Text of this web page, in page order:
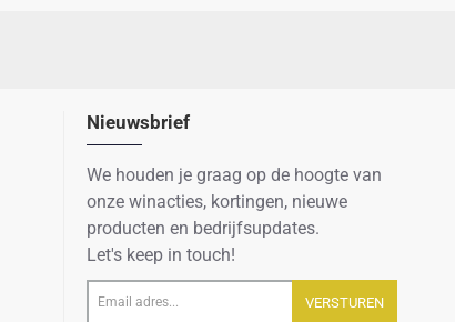
Nieuwsbrief
We houden je graag op de hoogte van
onze winacties, kortingen, nieuwe
producten en bedrijfsupdates.
Let's keep in touch!
Email
VERSTUREN